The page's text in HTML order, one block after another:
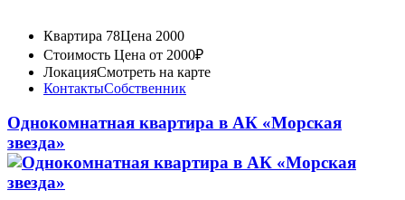
Квартира 78Цена 2000
Стоимость Цена от 2000₽
ЛокацияСмотреть на карте
КонтактыСобственник
Однокомнатная квартира в АК «Морская
звезда»